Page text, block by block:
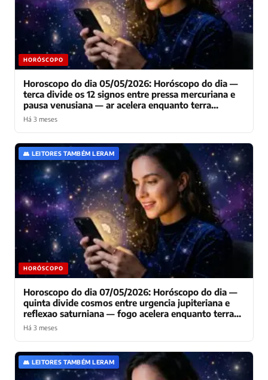
HORÓSCOPO
Horoscopo do dia 05/05/2026: Horóscopo do dia —
terca divide os 12 signos entre pressa mercuriana e
pausa venusiana — ar acelera enquanto terra
consolida
Há 3 meses
👥 LEITORES TAMBÉM LERAM
HORÓSCOPO
Horoscopo do dia 07/05/2026: Horóscopo do dia —
quinta divide cosmos entre urgencia jupiteriana e
reflexao saturniana — fogo acelera enquanto terra
consolida
Há 3 meses
👥 LEITORES TAMBÉM LERAM